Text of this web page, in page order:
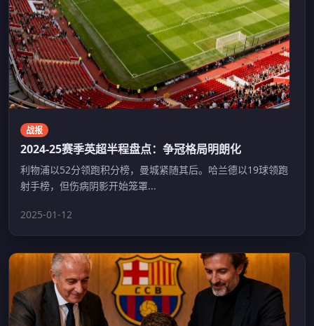
战报
2024-25赛季英超半程盘点：争冠格局明朗化
利物浦以52分领跑积分榜，曼城紧随其后。哈兰德以19球领跑
射手榜，但伤病阴影开始笼罩...
2025-01-12